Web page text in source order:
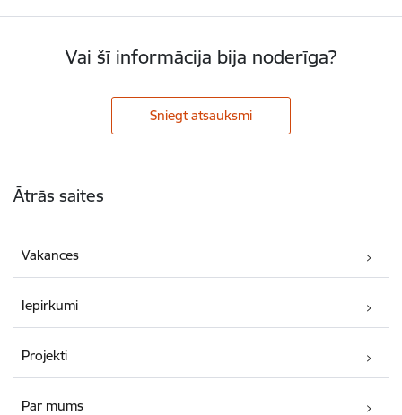
Vai šī informācija bija noderīga?
Sniegt atsauksmi
Ātrās saites
Vakances
Iepirkumi
Projekti
Par mums